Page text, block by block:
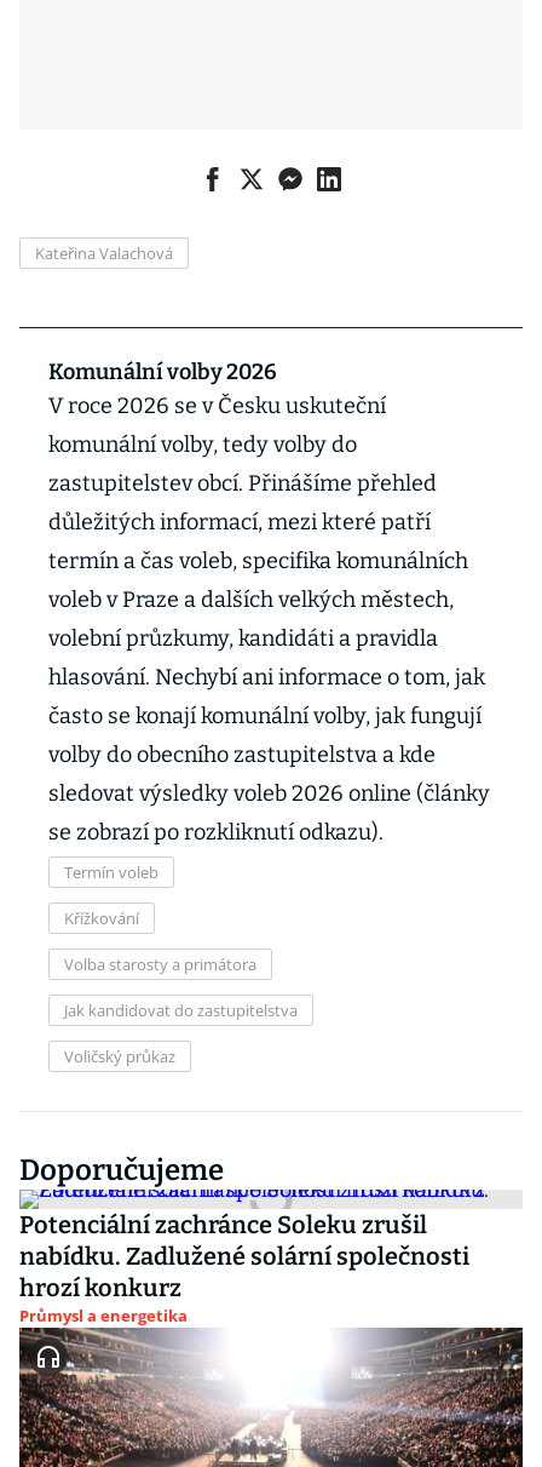
Kateřina Valachová
Komunální volby 2026
V roce 2026 se v Česku uskuteční
komunální volby, tedy volby do
zastupitelstev obcí. Přinášíme přehled
důležitých informací, mezi které patří
termín a čas voleb, specifika komunálních
voleb v Praze a dalších velkých městech,
volební průzkumy, kandidáti a pravidla
hlasování. Nechybí ani informace o tom, jak
často se konají komunální volby, jak fungují
volby do obecního zastupitelstva a kde
sledovat výsledky voleb 2026 online (články
se zobrazí po rozkliknutí odkazu).
Termín voleb
Křížkování
Volba starosty a primátora
Jak kandidovat do zastupitelstva
Voličský průkaz
Doporučujeme
Potenciální zachránce Soleku zrušil
nabídku. Zadlužené solární společnosti
hrozí konkurz
Průmysl a energetika